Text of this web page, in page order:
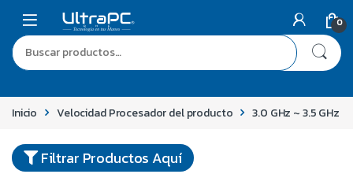
0
Inicio Velocidad Procesador del producto 3.0 GHz ~ 3.5 GHz
Filtrar Productos Aquí